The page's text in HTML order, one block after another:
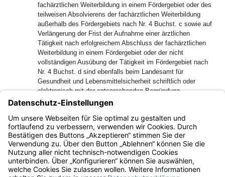
fachärztlichen Weiterbildung in einem Fördergebiet oder des
teilweisen Absolvierens der fachärztlichen Weiterbildung
außerhalb des Fördergebiets nach Nr. 4 Buchst. c sowie auf
Verlängerung der Frist der Aufnahme einer ärztlichen
Tätigkeit nach erfolgreichem Abschluss der fachärztlichen
Weiterbildung in einem Fördergebiet oder der nicht
vollständigen Ausübung der Tätigkeit im Fördergebiet nach
Nr. 4 Buchst. d sind ebenfalls beim Landesamt für
Gesundheit und Lebensmittelsicherheit schriftlich oder
elektronisch mit der entsprechenden Begründung
einzureichen. Das Landesamt für Gesundheit und
Lebensmittelsicherheit prüft die Anträge und teilt den
Zuwendungsempfängern die Entscheidung schriftlich oder
elektronisch mit.
Bayern.de
BayernPortal